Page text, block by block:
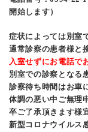
開始します）
症状によっては別室
通常診察の患者様と
入室せずにお電話で
別室での診察となる
診察待ち時間はお車
体調の悪い中ご無理
卒ご了承頂きます様
新型コロナウイルス